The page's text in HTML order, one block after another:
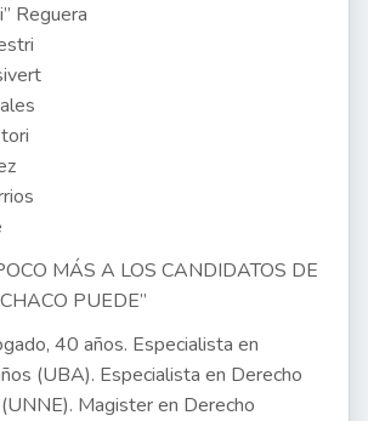
Reguera
MÁS A LOS CANDIDATOS DE
PUEDE”
40 años. Especialista en
(UBA). Especialista en Derecho
Magister en Derecho